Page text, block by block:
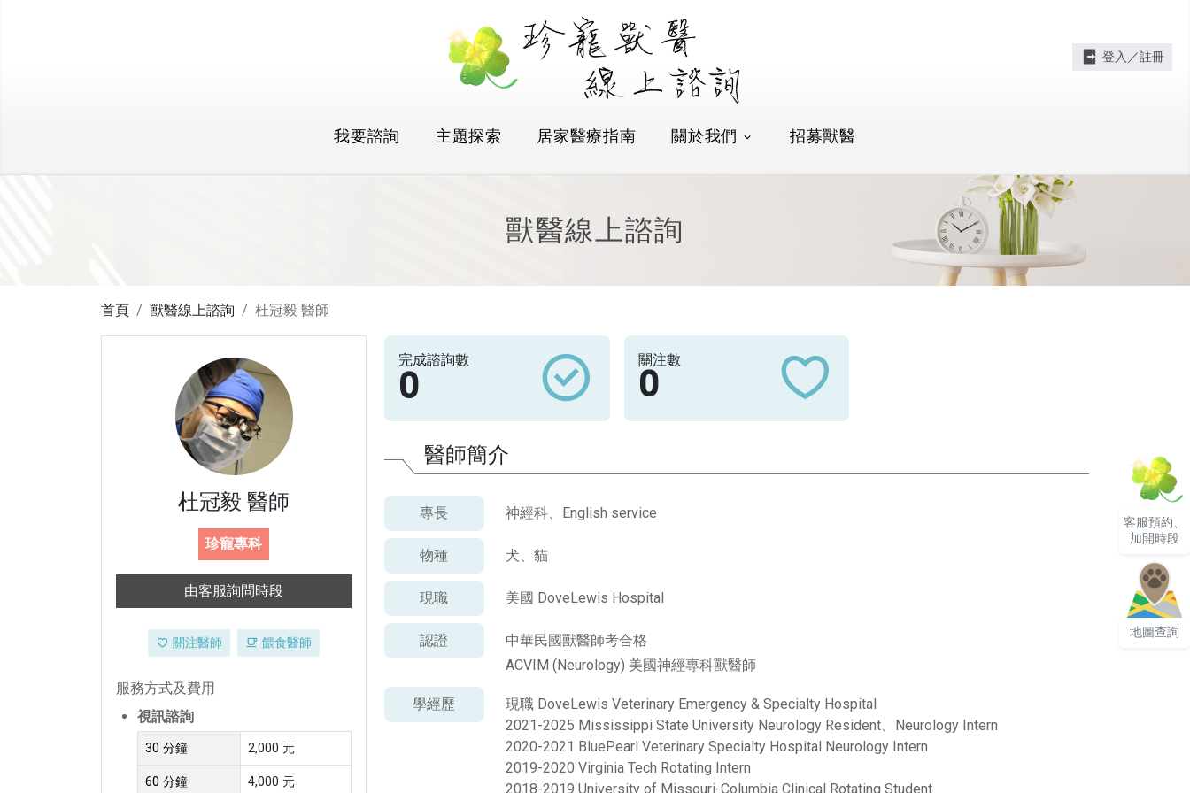
登入／註冊
我要諮詢 主題探索 居家醫療指南 關於我們 招募獸醫
獸醫線上諮詢
首頁 獸醫線上諮詢 杜冠毅 醫師
杜冠毅 醫師
珍寵專科
由客服詢問時段
關注醫師 餵食醫師
服務方式及費用
視訊諮詢
30 分鐘 2,000 元
60 分鐘 4,000 元
完成諮詢數
0
關注數
0
醫師簡介
專長 神經科、English service
物種 犬、貓
現職 美國 DoveLewis Hospital
認證
中華民國獸醫師考合格
ACVIM (Neurology) 美國神經專科獸醫師
學經歷
現職 DoveLewis Veterinary Emergency & Specialty Hospital
2021-2025 Mississippi State University Neurology Resident、Neurology Intern
2020-2021 BluePearl Veterinary Specialty Hospital Neurology Intern
2019-2020 Virginia Tech Rotating Intern
2018-2019 University of Missouri-Columbia Clinical Rotating Student
客服預約、
加開時段
地圖查詢